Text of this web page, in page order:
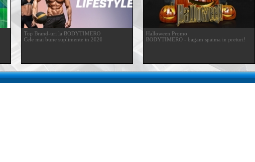
Top Brand-uri la BODYTIMERO
Cele mai bune suplimente in 2020
Halloween Promo
BODYTIMERO - bagam spaima in preturi!